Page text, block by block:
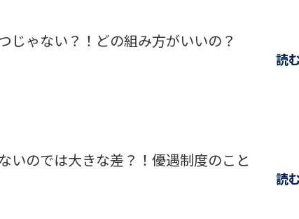
じゃない？！どの組み方がいいの？
読
いのでは大きな差？！優遇制度のこと
読